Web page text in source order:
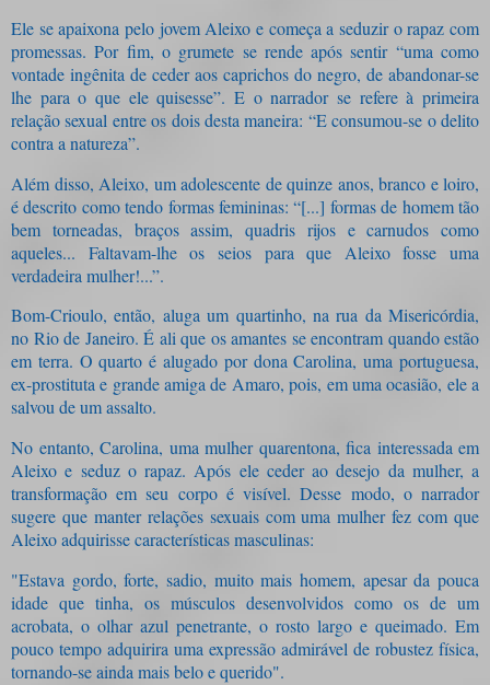
Ele se apaixona pelo jovem Aleixo e começa a seduzir o rapaz com
promessas. Por fim, o grumete se rende após sentir “uma como
vontade ingênita de ceder aos caprichos do negro, de abandonar-se
lhe para o que ele quisesse”. E o narrador se refere à primeira
relação sexual entre os dois desta maneira: “E consumou-se o delito
contra a natureza”.
Além disso, Aleixo, um adolescente de quinze anos, branco e loiro,
é descrito como tendo formas femininas: “[...] formas de homem tão
bem torneadas, braços assim, quadris rijos e carnudos como
aqueles... Faltavam-lhe os seios para que Aleixo fosse uma
verdadeira mulher!...”.
Bom-Crioulo, então, aluga um quartinho, na rua da Misericórdia,
no Rio de Janeiro. É ali que os amantes se encontram quando estão
em terra. O quarto é alugado por dona Carolina, uma portuguesa,
ex-prostituta e grande amiga de Amaro, pois, em uma ocasião, ele a
salvou de um assalto.
No entanto, Carolina, uma mulher quarentona, fica interessada em
Aleixo e seduz o rapaz. Após ele ceder ao desejo da mulher, a
transformação em seu corpo é visível. Desse modo, o narrador
sugere que manter relações sexuais com uma mulher fez com que
Aleixo adquirisse características masculinas:
"Estava gordo, forte, sadio, muito mais homem, apesar da pouca
idade que tinha, os músculos desenvolvidos como os de um
acrobata, o olhar azul penetrante, o rosto largo e queimado. Em
pouco tempo adquirira uma expressão admirável de robustez física,
tornando-se ainda mais belo e querido".